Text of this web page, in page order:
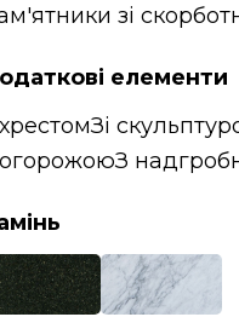
зі
елементи
Зі
З